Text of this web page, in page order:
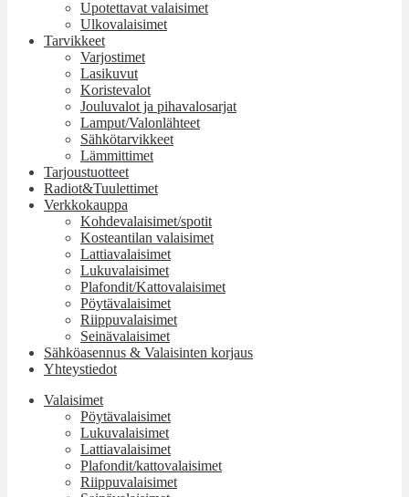
Upotettavat valaisimet
Ulkovalaisimet
Tarvikkeet
Varjostimet
Lasikuvut
Koristevalot
Jouluvalot ja pihavalosarjat
Lamput/Valonlähteet
Sähkötarvikkeet
Lämmittimet
Tarjoustuotteet
Radiot&Tuulettimet
Verkkokauppa
Kohdevalaisimet/spotit
Kosteantilan valaisimet
Lattiavalaisimet
Lukuvalaisimet
Plafondit/Kattovalaisimet
Pöytävalaisimet
Riippuvalaisimet
Seinävalaisimet
Sähköasennus & Valaisinten korjaus
Yhteystiedot
Valaisimet
Pöytävalaisimet
Lukuvalaisimet
Lattiavalaisimet
Plafondit/kattovalaisimet
Riippuvalaisimet